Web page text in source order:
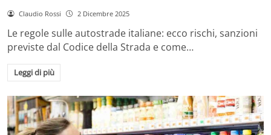
Claudio Rossi 2 Dicembre 2025
Le regole sulle autostrade italiane: ecco rischi, sanzioni
previste dal Codice della Strada e come…
Leggi di più